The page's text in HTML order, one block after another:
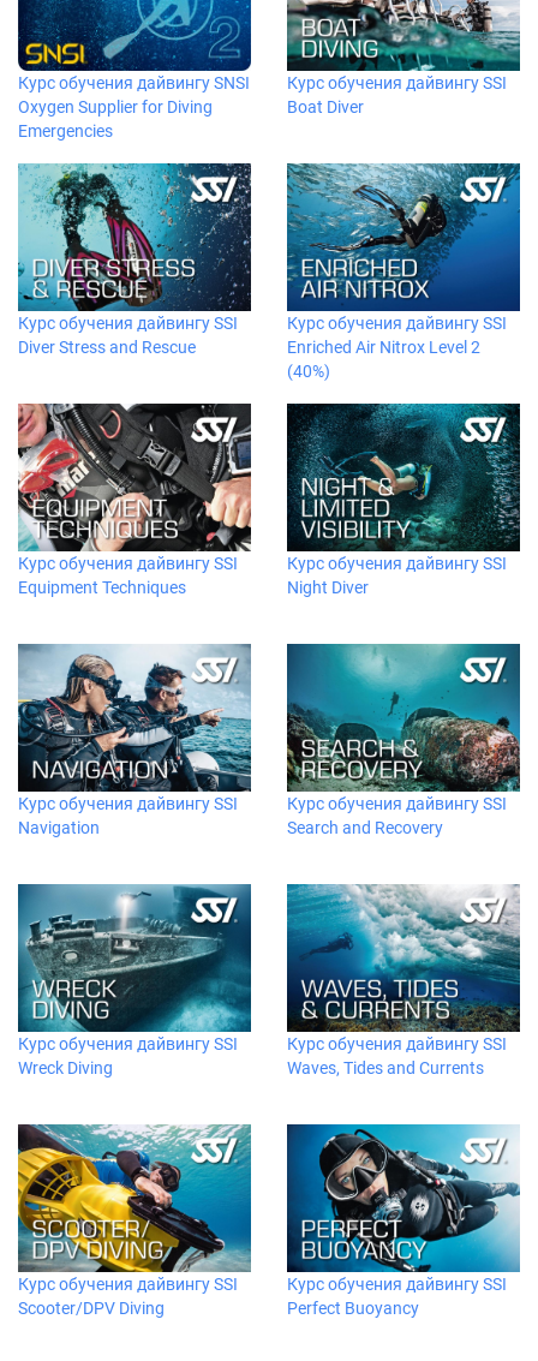
Курс обучения дайвингу SNSI
Oxygen Supplier for Diving
Emergencies
Курс обучения дайвингу SSI
Boat Diver
Курс обучения дайвингу SSI
Diver Stress and Rescue
Курс обучения дайвингу SSI
Enriched Air Nitrox Level 2
(40%)
Курс обучения дайвингу SSI
Equipment Techniques
Курс обучения дайвингу SSI
Night Diver
Курс обучения дайвингу SSI
Navigation
Курс обучения дайвингу SSI
Search and Recovery
Курс обучения дайвингу SSI
Wreck Diving
Курс обучения дайвингу SSI
Waves, Tides and Currents
Курс обучения дайвингу SSI
Scooter/DPV Diving
Курс обучения дайвингу SSI
Perfect Buoyancy